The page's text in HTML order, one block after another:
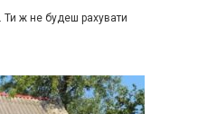
ж не будеш рахувати